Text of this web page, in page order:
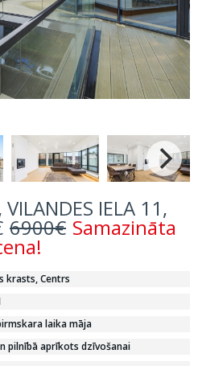
VILANDES IELA 11,
6900€ Samazināta
krasts, Centrs
laika māja
pilnībā aprīkots dzīvošanai